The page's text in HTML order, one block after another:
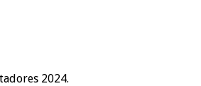
2024.